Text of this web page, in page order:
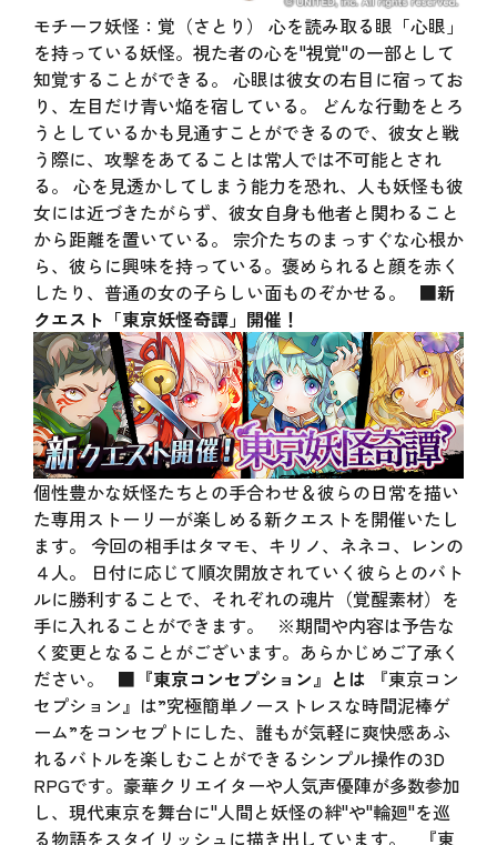
モチーフ妖怪：覚（さとり） 心を読み取る眼「心眼」
を持っている妖怪。視た者の心を"視覚"の一部として
知覚することができる。 心眼は彼女の右目に宿ってお
り、左目だけ青い焔を宿している。 どんな行動をとろ
うとしているかも見通すことができるので、彼女と戦
う際に、攻撃をあてることは常人では不可能とされ
る。 心を見透かしてしまう能力を恐れ、人も妖怪も彼
女には近づきたがらず、彼女自身も他者と関わること
から距離を置いている。 宗介たちのまっすぐな心根か
ら、彼らに興味を持っている。褒められると顔を赤く
したり、普通の女の子らしい面ものぞかせる。 ■新
クエスト「東京妖怪奇譚」開催！
個性豊かな妖怪たちとの手合わせ＆彼らの日常を描い
た専用ストーリーが楽しめる新クエストを開催いたし
ます。 今回の相手はタマモ、キリノ、ネネコ、レンの
４人。 日付に応じて順次開放されていく彼らとのバト
ルに勝利することで、それぞれの魂片（覚醒素材）を
手に入れることができます。 ※期間や内容は予告な
く変更となることがございます。あらかじめご了承く
ださい。 ■『東京コンセプション』とは 『東京コン
セプション』は”究極簡単ノーストレスな時間泥棒ゲ
ーム”をコンセプトにした、誰もが気軽に爽快感あふ
れるバトルを楽しむことができるシンプル操作の3D
RPGです。豪華クリエイターや人気声優陣が多数参加
し、現代東京を舞台に"人間と妖怪の絆"や"輪廻"を巡
る物語をスタイリッシュに描き出しています。 『東